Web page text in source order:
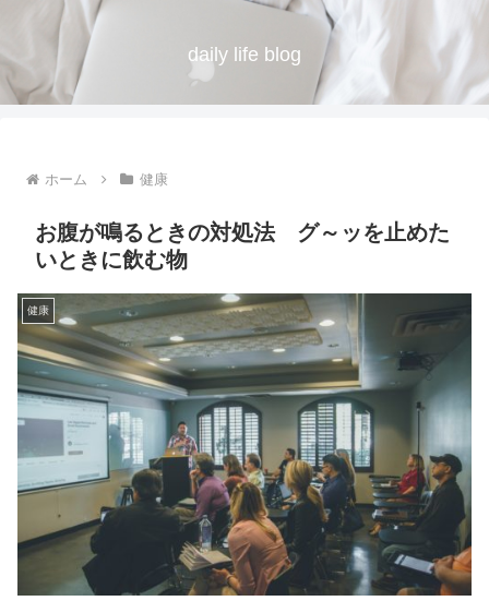
daily life blog
ホーム 健康
お腹が鳴るときの対処法 グ～ッを止めた
いときに飲む物
健康